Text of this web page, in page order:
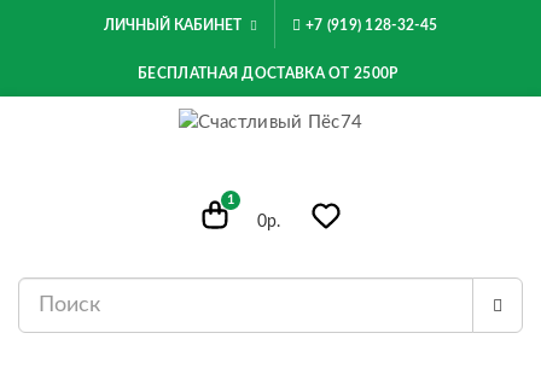
ЛИЧНЫЙ КАБИНЕТ +7 (919) 128-32-45
БЕСПЛАТНАЯ ДОСТАВКА ОТ 2500Р
1
0р.